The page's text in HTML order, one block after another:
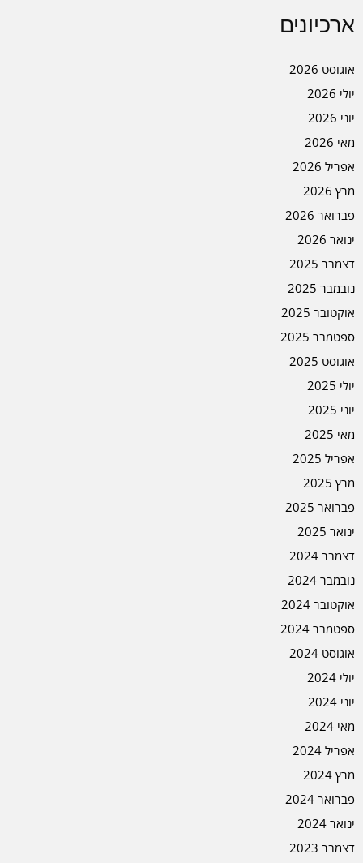
ארכיונים
אוגוסט 2026
יולי 2026
יוני 2026
מאי 2026
אפריל 2026
מרץ 2026
פברואר 2026
ינואר 2026
דצמבר 2025
נובמבר 2025
אוקטובר 2025
ספטמבר 2025
אוגוסט 2025
יולי 2025
יוני 2025
מאי 2025
אפריל 2025
מרץ 2025
פברואר 2025
ינואר 2025
דצמבר 2024
נובמבר 2024
אוקטובר 2024
ספטמבר 2024
אוגוסט 2024
יולי 2024
יוני 2024
מאי 2024
אפריל 2024
מרץ 2024
פברואר 2024
ינואר 2024
דצמבר 2023